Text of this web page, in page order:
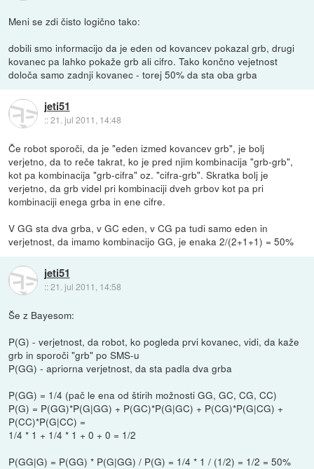
Meni se zdi čisto logično tako:
dobili smo informacijo da je eden od kovancev pokazal grb, drugi
kovanec pa lahko pokaže grb ali cifro. Tako končno vejetnost
določa samo zadnji kovanec - torej 50% da sta oba grba
jeti51
::21. jul 2011, 14:48
Če robot sporoči, da je "eden izmed kovancev grb", je bolj
verjetno, da to reče takrat, ko je pred njim kombinacija "grb-grb",
kot pa kombinacija "grb-cifra" oz. "cifra-grb". Skratka bolj je
verjetno, da grb videl pri kombinaciji dveh grbov kot pa pri
kombinaciji enega grba in ene cifre.
V GG sta dva grba, v GC eden, v CG pa tudi samo eden in
verjetnost, da imamo kombinacijo GG, je enaka 2/(2+1+1) = 50%
jeti51
::21. jul 2011, 14:58
Še z Bayesom:
P(G) - verjetnost, da robot, ko pogleda prvi kovanec, vidi, da kaže
grb in sporoči "grb" po SMS-u
P(GG) - apriorna verjetnost, da sta padla dva grba
P(GG) = 1/4 (pač le ena od štirih možnosti GG, GC, CG, CC)
P(G) = P(GG)*P(G|GG) + P(GC)*P(G|GC) + P(CG)*P(G|CG) +
P(CC)*P(G|CC) =
1/4 * 1 + 1/4 * 1 + 0 + 0 = 1/2
P(GG|G) = P(GG) * P(G|GG) / P(G) = 1/4 * 1 / (1/2) = 1/2 = 50%